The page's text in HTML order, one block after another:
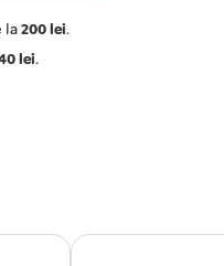
la 200 lei.
lei.